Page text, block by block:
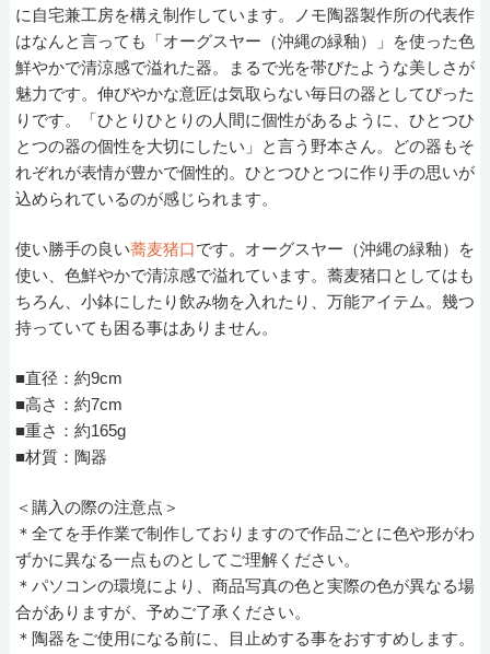
に自宅兼工房を構え制作しています。ノモ陶器製作所の代表作
はなんと言っても「オーグスヤー（沖縄の緑釉）」を使った色
鮮やかで清涼感で溢れた器。まるで光を帯びたような美しさが
魅力です。伸びやかな意匠は気取らない毎日の器としてぴった
りです。「ひとりひとりの人間に個性があるように、ひとつひ
とつの器の個性を大切にしたい」と言う野本さん。どの器もそ
れぞれが表情が豊かで個性的。ひとつひとつに作り手の思いが
込められているのが感じられます。
使い勝手の良い蕎麦猪口です。オーグスヤー（沖縄の緑釉）を
使い、色鮮やかで清涼感で溢れています。蕎麦猪口としてはも
ちろん、小鉢にしたり飲み物を入れたり、万能アイテム。幾つ
持っていても困る事はありません。
■直径：約9cm
■高さ：約7cm
■重さ：約165g
■材質：陶器
＜購入の際の注意点＞
＊全てを手作業で制作しておりますので作品ごとに色や形がわ
ずかに異なる一点ものとしてご理解ください。
＊パソコンの環境により、商品写真の色と実際の色が異なる場
合がありますが、予めご了承ください。
＊陶器をご使用になる前に、目止めする事をおすすめします。